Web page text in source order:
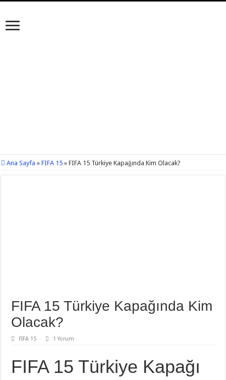
Ana Sayfa » FIFA 15 » FIFA 15 Türkiye Kapağında Kim Olacak?
FIFA 15 Türkiye Kapağında Kim
Olacak?
FIFA 15 1 Yorum
FIFA 15 Türkiye Kapağı